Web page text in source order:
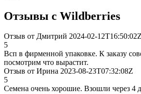
Отзывы с Wildberries
Отзыв от Дмитрий 2024-02-12T16:50:02Z
5
Всп в фирменной упаковке. К заказу
посмотрим что вырастит.
Отзыв от Ирина 2023-08-23T07:32:08Z
5
Семена очень хорошие. Взошли через 4